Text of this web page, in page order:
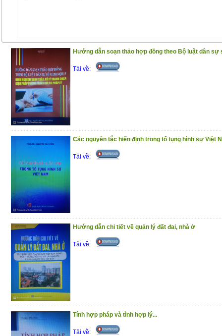
Hướng dẫn soạn thảo hợp đồng theo Bộ luật dân sự
Tải về:
Các nguyên tắc hiến định trong tố tụng hình sự Việt
Tải về:
Hướng dẫn chi tiết về quản lý đất đai, nhà ở
Tải về:
Tính hợp pháp và tình hợp lý...
Tải về: